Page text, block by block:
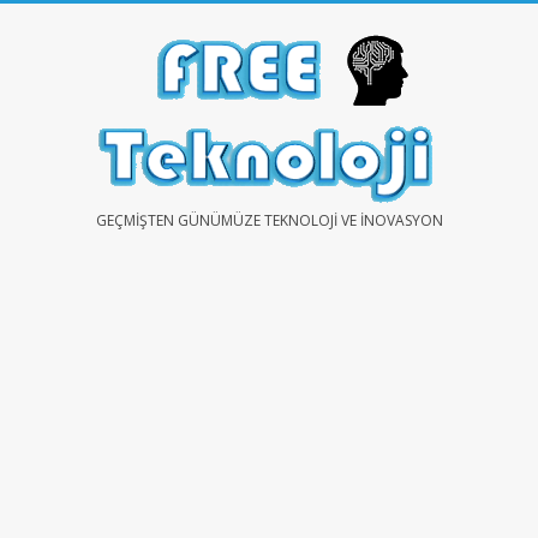
FREEGEÇMIŞTEN GÜNÜMÜZE TEKNOLOJI VE İNOVASYON